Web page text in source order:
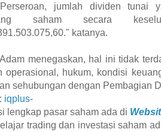
jumlah dividen tunai
saham secara
katanya.
menegaskan, hal ini tidak
operasional, hukum, kondisi
sehubungan dengan Pembagian
iqplus-
lengkap pasar saham ada di
trading dan investasi saham